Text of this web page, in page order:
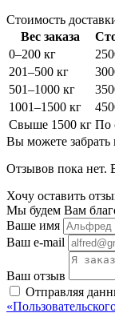
Стоимость
Вес заказа
0–200 кг
201–500 кг
501–1000 кг
1001–1500 кг
Свыше 1500 кг По
Вы можете забрать
Отзывов пока нет.
Хочу оставить
Мы будем Вам
Ваше имя
Ваш e-mail
Ваш отзыв
Отправляя